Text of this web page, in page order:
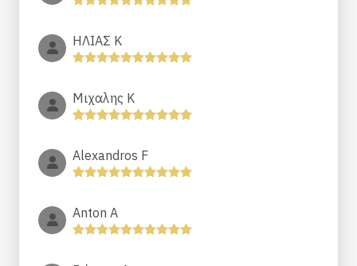
ΗΛΙΑΣ Κ
Μιχαλης Κ
Alexandros F
Anton A